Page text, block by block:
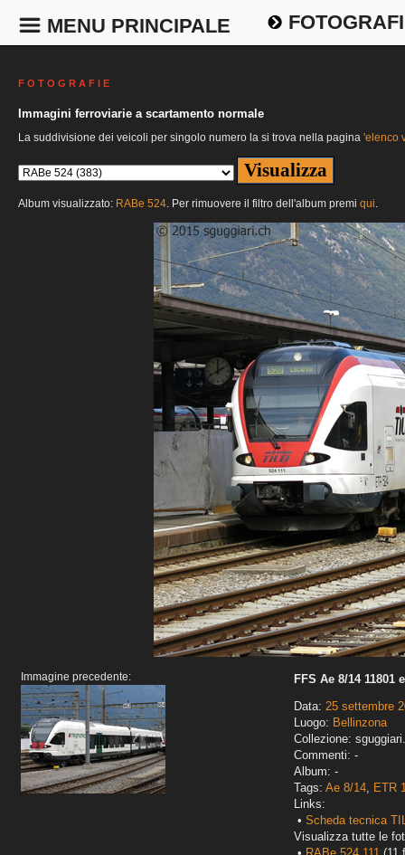
MENU PRINCIPALE
F O T O G R A F I E
Immagini ferroviarie a scartamento normale
La suddivisione dei veicoli per singolo numero la si trova nella pagina 'elenco
Album visualizzato: RABe 524. Per rimuovere il filtro dell'album premi qui.
Immagine precedente:
FFS Ae 8/14 11801
Data: 25 settembre
Luogo: Bellinzona
Collezione:
Commenti: -
Album: -
Tags: Ae 8/14, ETR
Links:
• Scheda tecnica
Visualizza tutte le